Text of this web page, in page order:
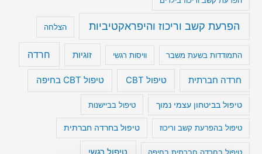
הפרעת קשב וריכוז והיפראקטיביות הצלחה
התמודדות בשעת משבר וויסות רגשי זוגיות חרדה
חרדה חברתית טיפול CBT טיפול CBT בחיפה
טיפול בביטחון עצמי נמוך טיפול בביישנות
טיפול בהפרעת קשב וריכוז טיפול בחרדה חברתית
טיפול בחרדה חברתית בחיפה